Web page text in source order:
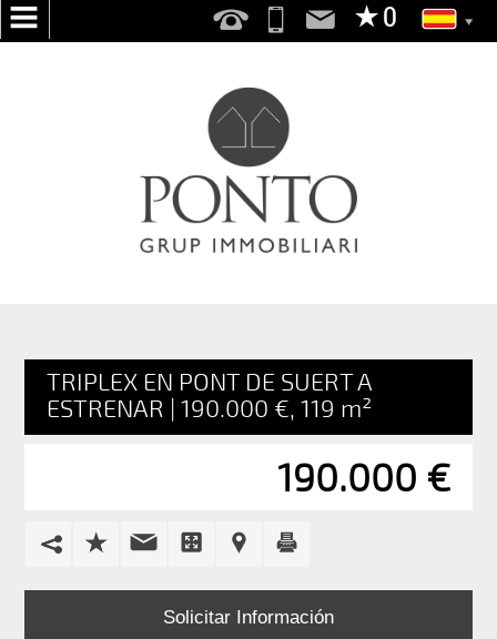
TU
VIVIENDA
EN
ALQUILER
PROMOCIONES
TRIPLEX EN PONT DE SUERT A
ESTRENAR | 190.000 €, 119 m²
190.000 €
Solicitar Información